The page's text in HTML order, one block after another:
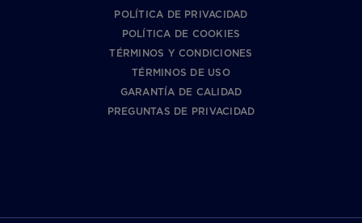
POLÍTICA DE PRIVACIDAD
POLÍTICA DE COOKIES
TÉRMINOS Y CONDICIONES
TÉRMINOS DE USO
GARANTÍA DE CALIDAD
PREGUNTAS DE PRIVACIDAD